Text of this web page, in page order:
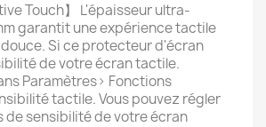
Touch】 L'épaisseur ultra-
garantit une expérience tactile
Si ce protecteur d'écran
de votre écran tactile.
Paramètres> Fonctions
tactile. Vous pouvez régler
de sensibilité de votre écran